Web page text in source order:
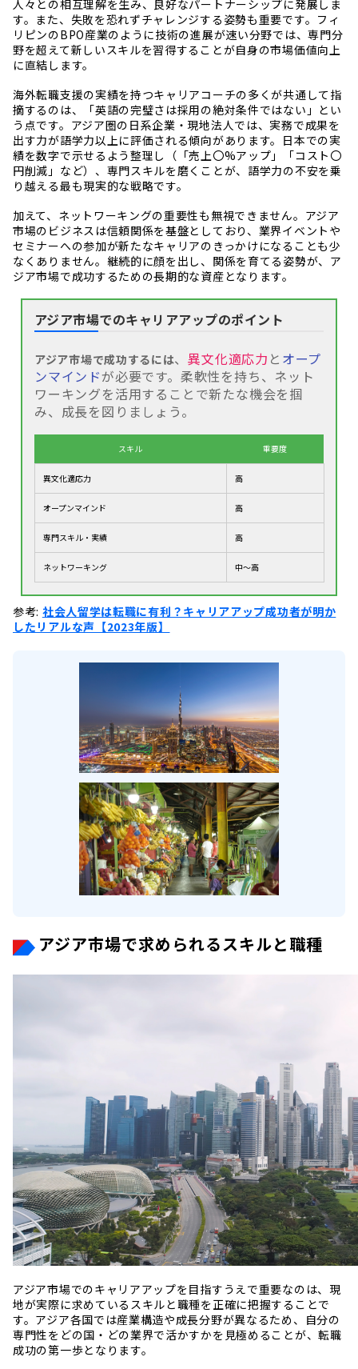
人々との相互理解を生み、良好なパートナーシップに発展しま
す。また、失敗を恐れずチャレンジする姿勢も重要です。フィ
リピンのBPO産業のように技術の進展が速い分野では、専門分
野を超えて新しいスキルを習得することが自身の市場価値向上
に直結します。
海外転職支援の実績を持つキャリアコーチの多くが共通して指
摘するのは、「英語の完璧さは採用の絶対条件ではない」とい
う点です。アジア圏の日系企業・現地法人では、実務で成果を
出す力が語学力以上に評価される傾向があります。日本での実
績を数字で示せるよう整理し（「売上〇%アップ」「コスト〇
円削減」など）、専門スキルを磨くことが、語学力の不安を乗
り越える最も現実的な戦略です。
加えて、ネットワーキングの重要性も無視できません。アジア
市場のビジネスは信頼関係を基盤としており、業界イベントや
セミナーへの参加が新たなキャリアのきっかけになることも少
なくありません。継続的に顔を出し、関係を育てる姿勢が、ア
ジア市場で成功するための長期的な資産となります。
アジア市場でのキャリアアップのポイント
アジア市場で成功するには、異文化適応力 と オープ
ンマインドが必要です。柔軟性を持ち、ネット
ワーキングを活用することで新たな機会を掴
み、成長を図りましょう。
スキル 重要度
異文化適応力 高
オープンマインド 高
専門スキル・実績 高
ネットワーキング 中〜高
参考: 社会人留学は転職に有利？キャリアアップ成功者が明か
したリアルな声【2023年版】
アジア市場で求められるスキルと職種
アジア市場でのキャリアアップを目指すうえで重要なのは、現
地が実際に求めているスキルと職種を正確に把握することで
す。アジア各国では産業構造や成長分野が異なるため、自分の
専門性をどの国・どの業界で活かすかを見極めることが、転職
成功の第一歩となります。